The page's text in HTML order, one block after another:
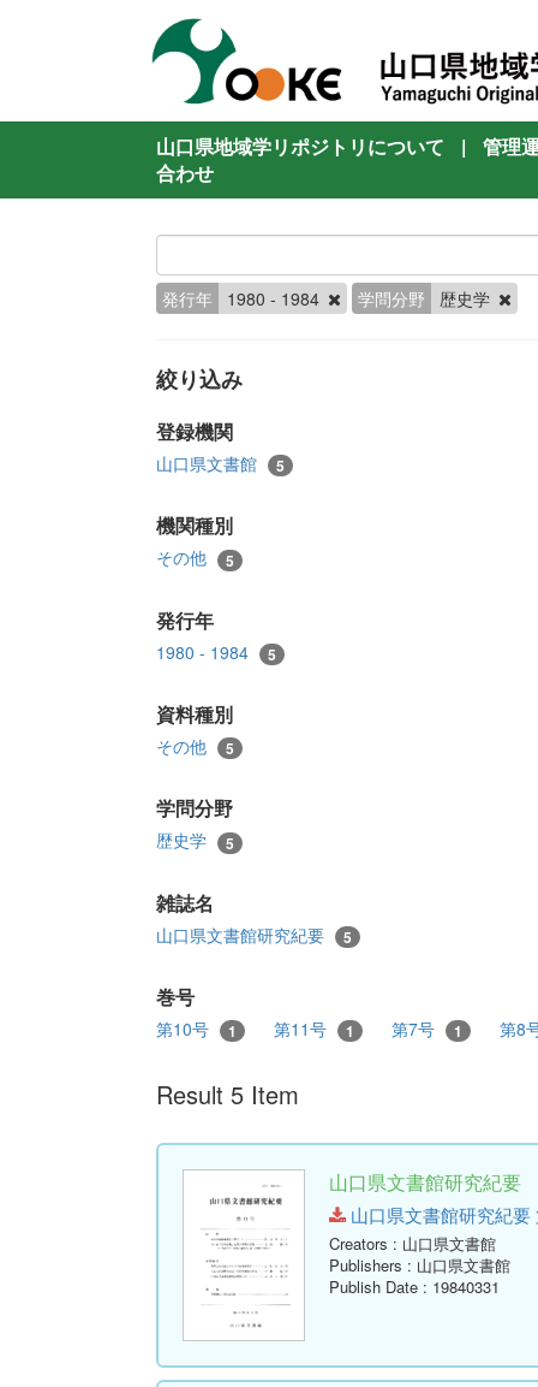
山口県地域学リポジトリについて |
管理
合わせ
発行年 1980 - 1984 学問分野 歴史学
絞り込み
登録機関
山口県文書館 5
機関種別
その他 5
発行年
1980 - 1984 5
資料種別
その他 5
学問分野
歴史学 5
雑誌名
山口県文書館研究紀要 5
巻号
第10号 1 第11号 1 第7号 1 第8
Result 5 Item
山口県文書館研究紀要
山口県文書館研究紀要
Creators : 山口県文書館
Publishers : 山口県文書館
Publish Date : 19840331